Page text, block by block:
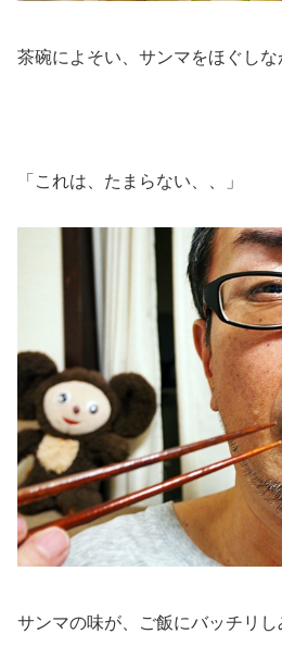
茶碗によそい、サンマをほぐしな
「これは、たまらない、、」
サンマの味が、ご飯にバッチリし